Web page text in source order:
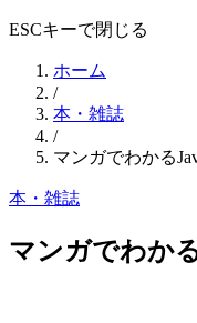
ESCキーで閉じる
ホーム
/
本・雑誌
/
マンガでわかる
本・雑誌
マンガでわか